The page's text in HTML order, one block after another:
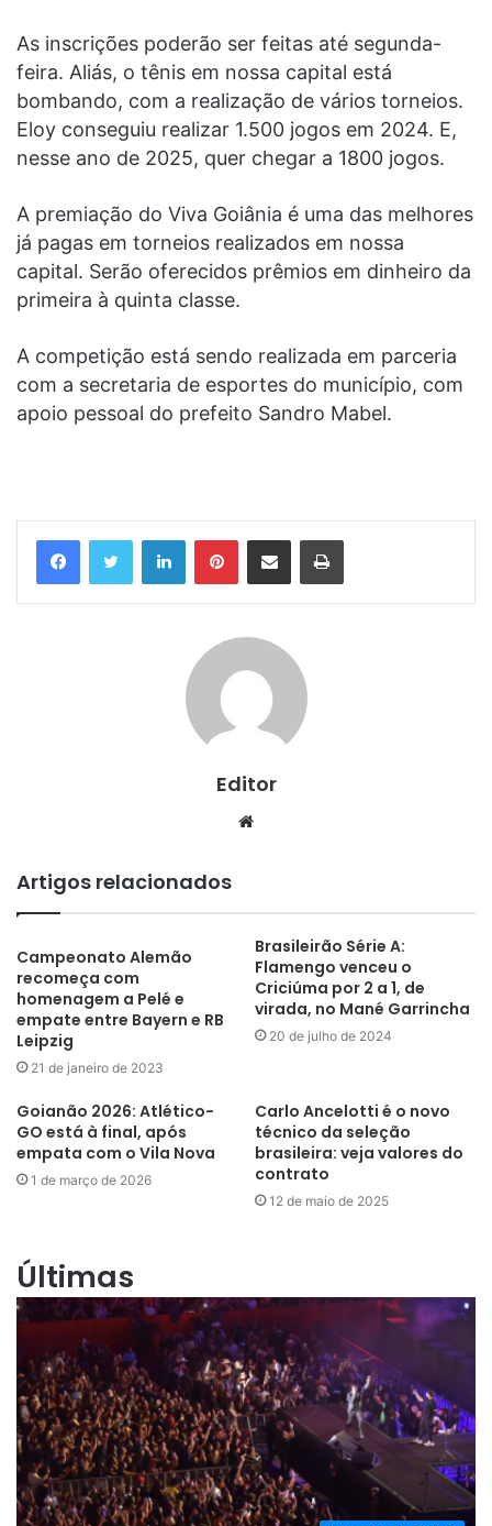
As inscrições poderão ser feitas até segunda-
feira. Aliás, o tênis em nossa capital está
bombando, com a realização de vários torneios.
Eloy conseguiu realizar 1.500 jogos em 2024. E,
nesse ano de 2025, quer chegar a 1800 jogos.
A premiação do Viva Goiânia é uma das melhores
já pagas em torneios realizados em nossa
capital. Serão oferecidos prêmios em dinheiro da
primeira à quinta classe.
A competição está sendo realizada em parceria
com a secretaria de esportes do município, com
apoio pessoal do prefeito Sandro Mabel.
LinkedinPinterestCompartilhar via e-mail Imprimir
Editor
Website
Artigos relacionados
Campeonato Alemão
recomeça com
homenagem a Pelé e
empate entre Bayern e RB
Leipzig
21 de janeiro de 2023
Brasileirão Série A:
Flamengo venceu o
Criciúma por 2 a 1, de
virada, no Mané Garrincha
20 de julho de 2024
Goianão 2026: Atlético-
GO está à final, após
empata com o Vila Nova
1 de março de 2026
Carlo Ancelotti é o novo
técnico da seleção
brasileira: veja valores do
contrato
12 de maio de 2025
Últimas